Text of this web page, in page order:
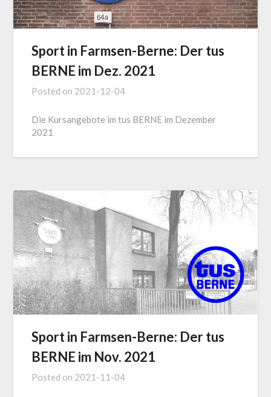
Sport in Farmsen-Berne: Der tus
BERNE im Dez. 2021
Posted on 2021-12-04
Die Kursangebote im tus BERNE im Dezember
2021
Sport in Farmsen-Berne: Der tus
BERNE im Nov. 2021
Posted on 2021-11-04